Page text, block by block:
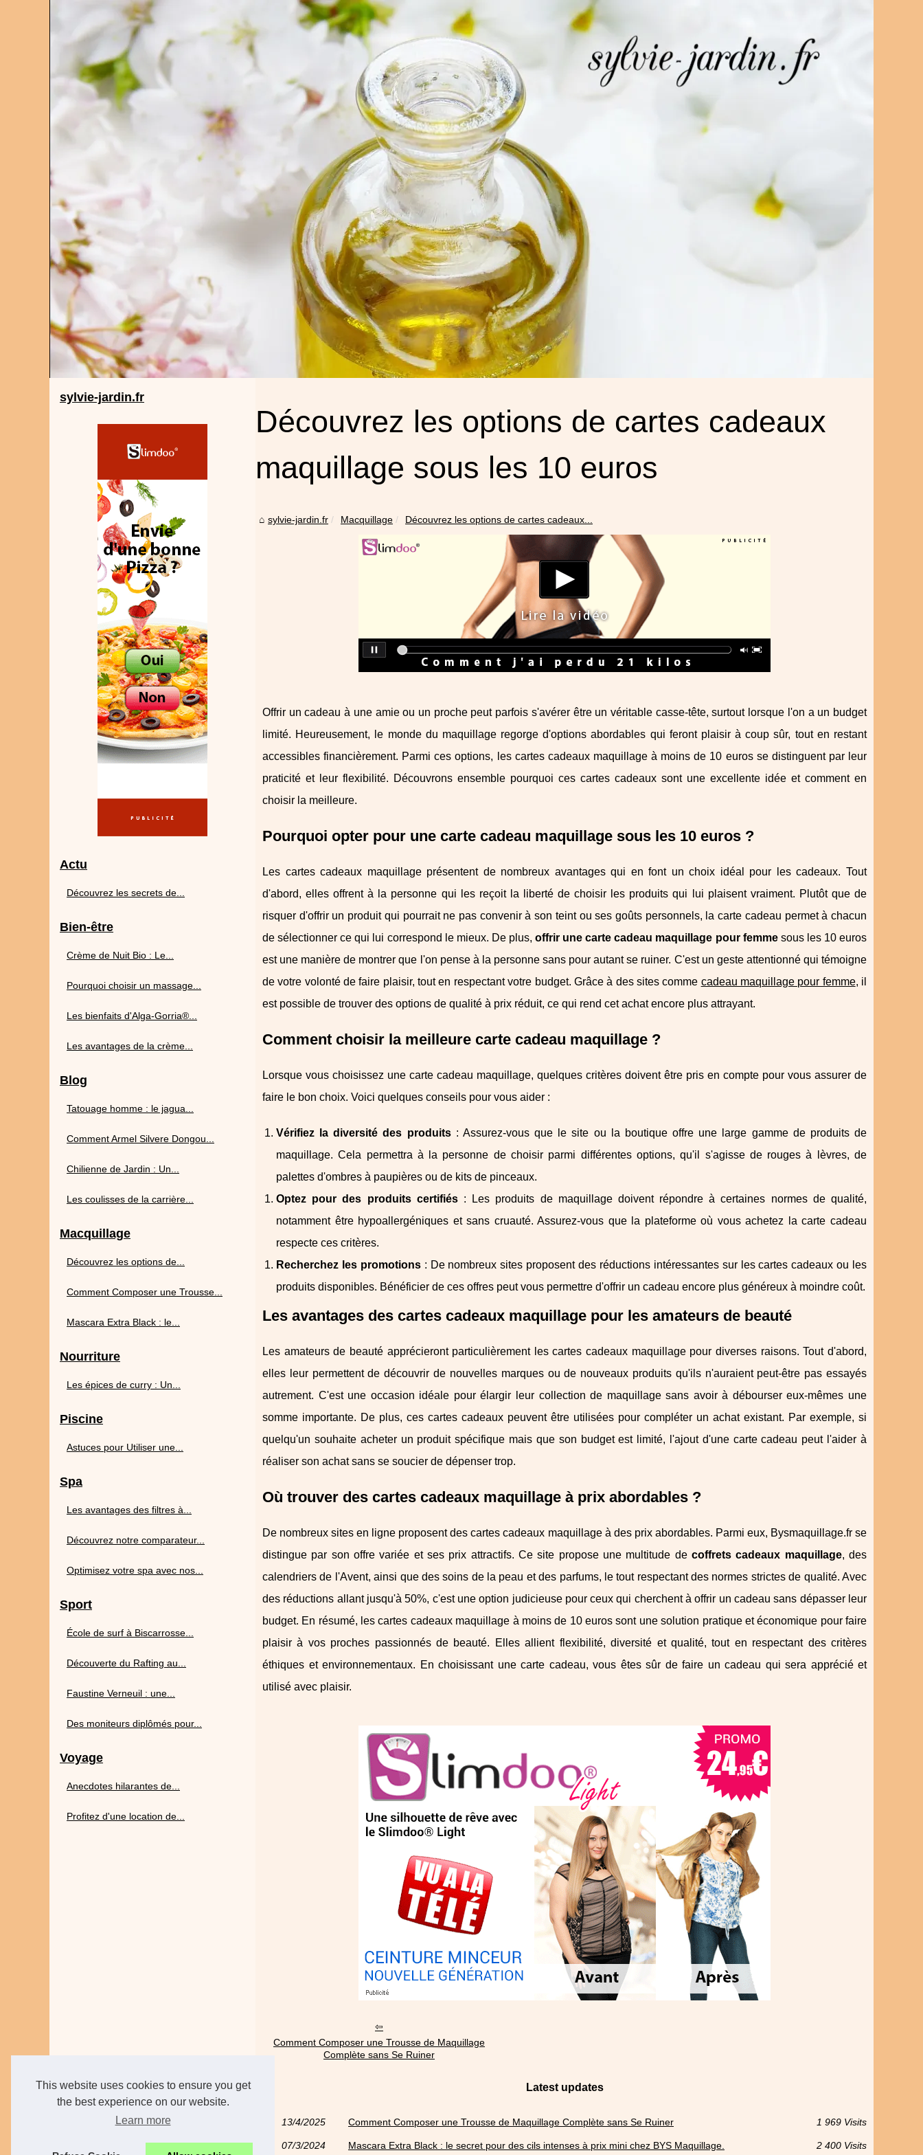
This website uses cookies to ensure you get
the best experience on our website.
Learn more
Découvrez les options de cartes cadeaux
maquillage sous les 10 euros
sylvie-jardin.fr Macquillage Découvrez les options de cartes cadeaux...
Offrir un cadeau à une amie ou un proche peut parfois s'avérer être un véritable casse-tête, surtout lorsque l'on a un budget
limité. Heureusement, le monde du maquillage regorge d'options abordables qui feront plaisir à coup sûr, tout en restant
accessibles financièrement. Parmi ces options, les cartes cadeaux maquillage à moins de 10 euros se distinguent par leur
praticité et leur flexibilité. Découvrons ensemble pourquoi ces cartes cadeaux sont une excellente idée et comment en
choisir la meilleure.
Pourquoi opter pour une carte cadeau maquillage sous les 10 euros ?
Les cartes cadeaux maquillage présentent de nombreux avantages qui en font un choix idéal pour les cadeaux. Tout
d'abord, elles offrent à la personne qui les reçoit la liberté de choisir les produits qui lui plaisent vraiment. Plutôt que de
risquer d'offrir un produit qui pourrait ne pas convenir à son teint ou ses goûts personnels, la carte cadeau permet à chacun
de sélectionner ce qui lui correspond le mieux. De plus, offrir une carte cadeau maquillage pour femmesous les 10 euros
est une manière de montrer que l'on pense à la personne sans pour autant se ruiner. C'est un geste attentionné qui témoigne
de votre volonté de faire plaisir, tout en respectant votre budget. Grâce à des sites comme cadeau maquillage pour femme, il
est possible de trouver des options de qualité à prix réduit, ce qui rend cet achat encore plus attrayant.
Comment choisir la meilleure carte cadeau maquillage ?
Lorsque vous choisissez une carte cadeau maquillage, quelques critères doivent être pris en compte pour vous assurer de
faire le bon choix. Voici quelques conseils pour vous aider :
Vérifiez la diversité des produits: Assurez-vous que le site ou la boutique offre une large gamme de produits de
maquillage. Cela permettra à la personne de choisir parmi différentes options, qu'il s'agisse de rouges à lèvres, de
palettes d'ombres à paupières ou de kits de pinceaux.
Optez pour des produits certifiés: Les produits de maquillage doivent répondre à certaines normes de qualité,
notamment être hypoallergéniques et sans cruauté. Assurez-vous que la plateforme où vous achetez la carte cadeau
respecte ces critères.
Recherchez les promotions: De nombreux sites proposent des réductions intéressantes sur les cartes cadeaux ou les
produits disponibles. Bénéficier de ces offres peut vous permettre d'offrir un cadeau encore plus généreux à moindre coût.
Les avantages des cartes cadeaux maquillage pour les amateurs de beauté
Les amateurs de beauté apprécieront particulièrement les cartes cadeaux maquillage pour diverses raisons. Tout d'abord,
elles leur permettent de découvrir de nouvelles marques ou de nouveaux produits qu'ils n'auraient peut-être pas essayés
autrement. C'est une occasion idéale pour élargir leur collection de maquillage sans avoir à débourser eux-mêmes une
somme importante. De plus, ces cartes cadeaux peuvent être utilisées pour compléter un achat existant. Par exemple, si
quelqu'un souhaite acheter un produit spécifique mais que son budget est limité, l'ajout d'une carte cadeau peut l'aider à
réaliser son achat sans se soucier de dépenser trop.
Où trouver des cartes cadeaux maquillage à prix abordables ?
De nombreux sites en ligne proposent des cartes cadeaux maquillage à des prix abordables. Parmi eux, Bysmaquillage.fr se
distingue par son offre variée et ses prix attractifs. Ce site propose une multitude de coffrets cadeaux maquillage, des
calendriers de l'Avent, ainsi que des soins de la peau et des parfums, le tout respectant des normes strictes de qualité. Avec
des réductions allant jusqu'à 50%, c'est une option judicieuse pour ceux qui cherchent à offrir un cadeau sans dépasser leur
budget. En résumé, les cartes cadeaux maquillage à moins de 10 euros sont une solution pratique et économique pour faire
plaisir à vos proches passionnés de beauté. Elles allient flexibilité, diversité et qualité, tout en respectant des critères
éthiques et environnementaux. En choisissant une carte cadeau, vous êtes sûr de faire un cadeau qui sera apprécié et
utilisé avec plaisir.
Comment Composer une Trousse de Maquillage
Complète sans Se Ruiner
Latest updates
13/4/2025 Comment Composer une Trousse de Maquillage Complète sans Se Ruiner 1 969 Visits
07/3/2024 Mascara Extra Black : le secret pour des cils intenses à prix mini chez BYS Maquillage. 2 400 Visits
sylvie-jardin.fr
Actu
Découvrez les secrets de...
Bien-être
Crème de Nuit Bio : Le...
Pourquoi choisir un massage...
Les bienfaits d'Alga-Gorria®...
Les avantages de la crème...
Blog
Tatouage homme : le jagua...
Comment Armel Silvere Dongou...
Chilienne de Jardin : Un...
Les coulisses de la carrière...
Macquillage
Découvrez les options de...
Comment Composer une Trousse...
Mascara Extra Black : le...
Nourriture
Les épices de curry : Un...
Piscine
Astuces pour Utiliser une...
Spa
Les avantages des filtres à...
Découvrez notre comparateur...
Optimisez votre spa avec nos...
Sport
École de surf à Biscarrosse...
Découverte du Rafting au...
Faustine Verneuil : une...
Des moniteurs diplômés pour...
Voyage
Anecdotes hilarantes de...
Profitez d'une location de...